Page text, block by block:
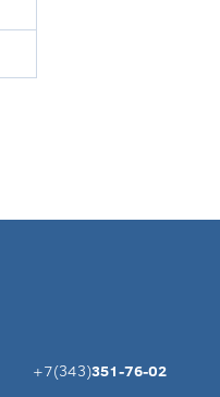
+7(343)351-76-02